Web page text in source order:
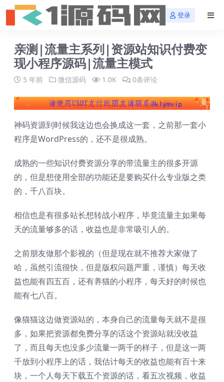
登录
亲测|流量主系列|资源站知识付费变
现小程序源码|流量主模式
5 年前 微信源码 1.0K 0条评论
神码资源到时候我这边也会换成这一套，之前那一套小
程序是WordPress的，还不是很成熟。
成熟的一些知识付费资源分享的带流量主的很多开源
的，但是想使用全部的功能还是要购买什么专业版之类
的，千八百块。
相信也是有很多站长想转战小程序，毕竟流量主如果每
天的流量够多的话，收益也是非常吸引人的。
之前朋友做那个影视的（但是现在就不推荐大家做了
哈，虽然引流很快，但是版权问题严重，谨慎）每天收
益也能有四五百，还有养猫的小程序，每天好的时候也
能有七八百。
像猫猫这边做资源站的，本身自己的流量每天就不是很
多，如果把资源都免费分享的话这个资源站就没收益
了，而且每天也没多少流量一两千的样子，但是这一两
千放到小程序上的话，我估计每天的收益也能有百十来
块，一个人每天下载五个资源的话，看五次视频，收益